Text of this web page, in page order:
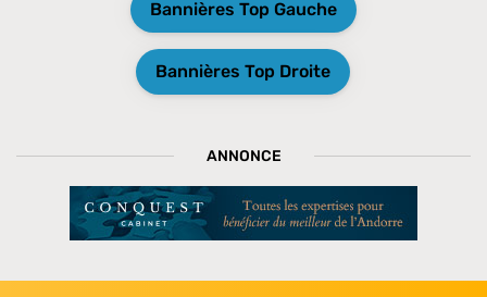
Bannières Top Gauche
Bannières Top Droite
ANNONCE